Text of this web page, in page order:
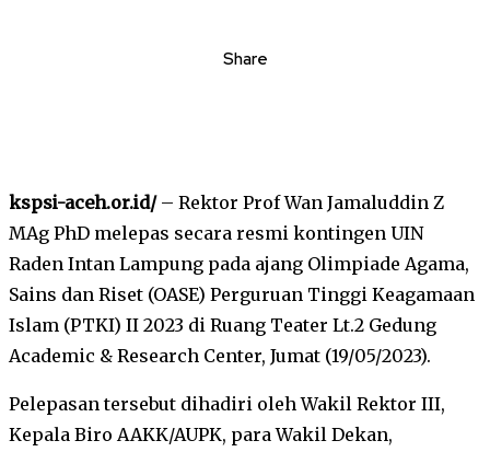
Share
kspsi-aceh.or.id/– Rektor Prof Wan Jamaluddin Z
MAg PhD melepas secara resmi kontingen UIN
Raden Intan Lampung pada ajang Olimpiade Agama,
Sains dan Riset (OASE) Perguruan Tinggi Keagamaan
Islam (PTKI) II 2023 di Ruang Teater Lt.2 Gedung
Academic & Research Center, Jumat (19/05/2023).
Pelepasan tersebut dihadiri oleh Wakil Rektor III,
Kepala Biro AAKK/AUPK, para Wakil Dekan,